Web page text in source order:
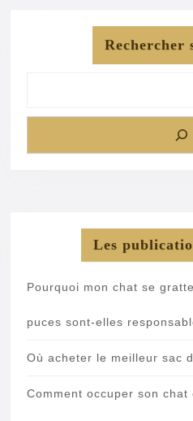
Rechercher
Les
Pourquoi mon chat se
puces sont-elles
Où acheter le meilleur sac
Comment occuper son